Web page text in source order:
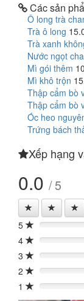
Các sản
Ô long trà
Trà ô long
Trà xanh
Nước ngọt
Mì gói thêm
Mì khô trộn
Thập cẩm bò
Thập cẩm bò
Óc heo
Trứng bách
Xếp hạng
0.0 / 5
5 0%
4
0%
3
0%
2
0%
1
0%